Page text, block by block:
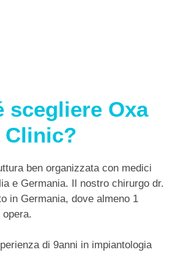
scegliere Oxa
Clinic?
ben organizzata con medici
e Germania. Il nostro chirurgo dr.
in Germania, dove almeno 1
di 9anni in impiantologia